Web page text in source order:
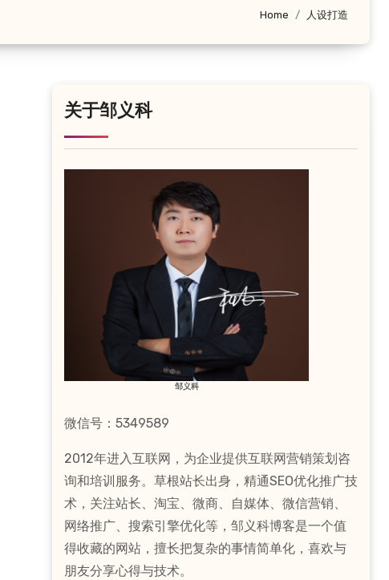
Home 人设打造
关于邹义科
邹义科
微信号：5349589
2012年进入互联网，为企业提供互联网营销策划咨
询和培训服务。草根站长出身，精通SEO优化推广技
术，关注站长、淘宝、微商、自媒体、微信营销、
网络推广、搜索引擎优化等，邹义科博客是一个值
得收藏的网站，擅长把复杂的事情简单化，喜欢与
朋友分享心得与技术。